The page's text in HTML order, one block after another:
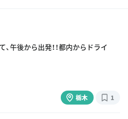
午後から出発！！都内からドライ
栃木 1